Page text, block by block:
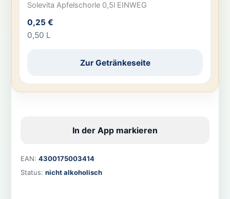
Solevita Apfelschorle 0,5l EINWEG
0,25 €
0,50 L
Zur Getränkeseite
In der App markieren
EAN: 4300175003414
Status: nicht alkoholisch